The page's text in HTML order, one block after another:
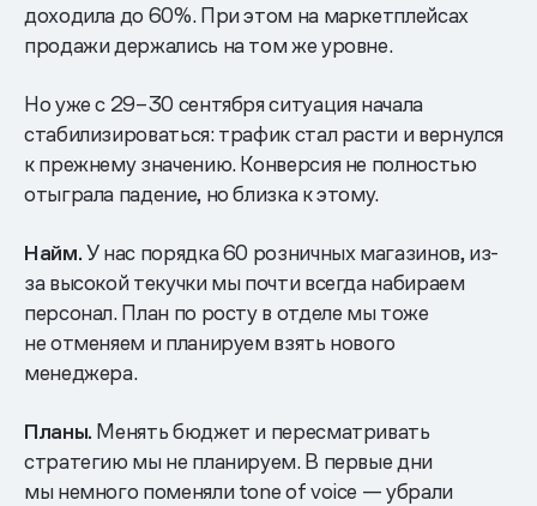
доходила до 60%. При этом на маркетплейсах
продажи держались на том же уровне.
Но уже с 29–30 сентября ситуация начала
стабилизироваться: трафик стал расти и вернулся
к прежнему значению. Конверсия не полностью
отыграла падение, но близка к этому.
Найм.У нас порядка 60 розничных магазинов, из-
за высокой текучки мы почти всегда набираем
персонал. План по росту в отделе мы тоже
не отменяем и планируем взять нового
менеджера.
Планы. Менять бюджет и пересматривать
стратегию мы не планируем. В первые дни
мы немного поменяли tone of voice — убрали